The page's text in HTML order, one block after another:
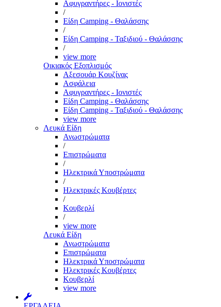
Αφυγραντήρες - Ιονιστές
/
Είδη Camping - Θαλάσσης
/
Είδη Camping - Ταξιδιού - Θαλάσσης
/
view more
Οικιακός Εξοπλισμός
Αξεσουάρ Κουζίνας
Ασφάλεια
Αφυγραντήρες - Ιονιστές
Είδη Camping - Θαλάσσης
Είδη Camping - Ταξιδιού - Θαλάσσης
view more
Λευκά Είδη
Ανωστρώματα
/
Επιστρώματα
/
Ηλεκτρικά Υποστρώματα
/
Ηλεκτρικές Κουβέρτες
/
Κουβερλί
/
view more
Λευκά Είδη
Ανωστρώματα
Επιστρώματα
Ηλεκτρικά Υποστρώματα
Ηλεκτρικές Κουβέρτες
Κουβερλί
view more